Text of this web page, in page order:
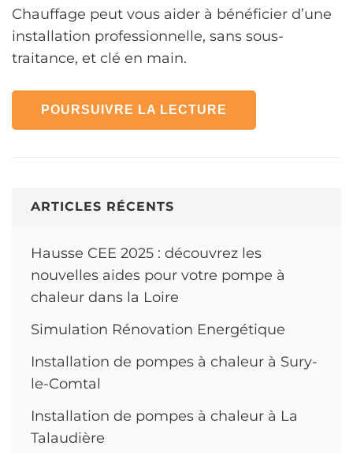
Chauffage peut vous aider à bénéficier d’une
installation professionnelle, sans sous-
traitance, et clé en main.
POURSUIVRE LA LECTURE
ARTICLES RÉCENTS
Hausse CEE 2025 : découvrez les
nouvelles aides pour votre pompe à
chaleur dans la Loire
Simulation Rénovation Energétique
Installation de pompes à chaleur à Sury-
le-Comtal
Installation de pompes à chaleur à La
Talaudière